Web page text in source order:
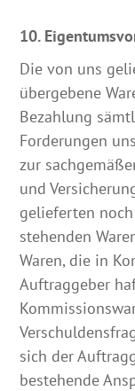
10.
Die von uns
übergebene
Bezahlung
Forderungen
zur
und
gelieferten
stehenden
Waren, die in
Auftraggeber
sich der
bestehende